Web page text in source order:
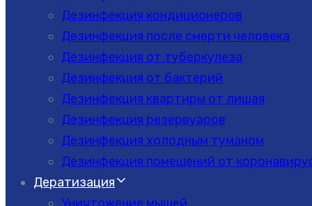
Дезинфекция кондиционеров
Дезинфекция после смерти человека
Дезинфекция от туберкулеза
Дезинфекция от бактерий
Дезинфекция квартиры от лишая
Дезинфекция резервуаров
Дезинфекция холодным туманом
Дезинфекция помещений от
Дератизация